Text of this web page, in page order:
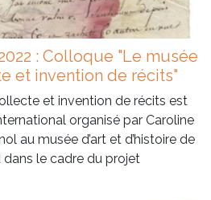
: Colloque "Le musée
et invention de récits"
et invention de récits est
organisé par Caroline
au musée d’art et d’histoire de
dans le cadre du projet